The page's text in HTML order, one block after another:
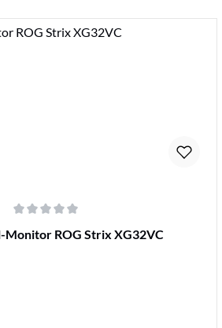
von 0 von 5 Sternen
Monitor ROG Strix XG32VC